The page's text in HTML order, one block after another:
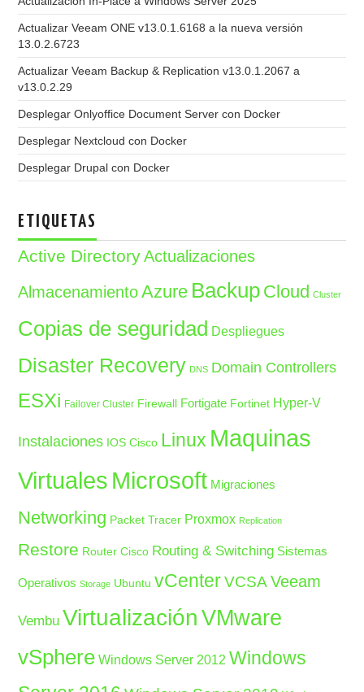
Actualizar Veeam ONE v13.0.1.6168 a la nueva versión
13.0.2.6723
Actualizar Veeam Backup & Replication v13.0.1.2067 a
v13.0.2.29
Desplegar Onlyoffice Document Server con Docker
Desplegar Nextcloud con Docker
Desplegar Drupal con Docker
ETIQUETAS
Active Directory Actualizaciones
Almacenamiento Azure Backup Cloud Cluster
Copias de seguridad Despliegues
Disaster Recovery DNS Domain Controllers
ESXi Failover Cluster Firewall Fortigate Fortinet Hyper-V
Instalaciones IOS Cisco Linux Maquinas
Virtuales Microsoft Migraciones
Networking Packet Tracer Proxmox Replication
Restore Router Cisco Routing & Switching Sistemas
Operativos Storage Ubuntu vCenter VCSA Veeam
Vembu Virtualización VMware
vSphere Windows Server 2012 Windows